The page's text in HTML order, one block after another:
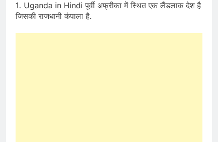
1. Uganda in Hindi पूर्वी अफ्रीका में स्थित एक लैंडलाक देश है
जिसकी राजधानी कंपाला है.